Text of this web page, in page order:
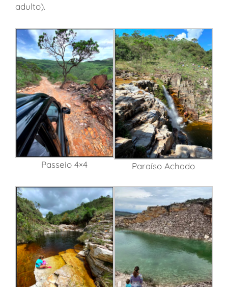
adulto).
Passeio 4×4 Paraíso Achado